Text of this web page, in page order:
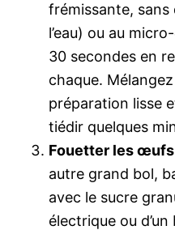
frémissante, sans
l’eau) ou au
30 secondes en
chaque.
préparation lisse
tiédir quelques
Fouetter les œufs
autre grand bol,
avec le sucre
électrique ou